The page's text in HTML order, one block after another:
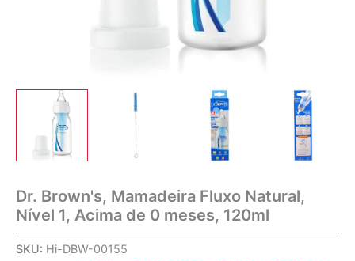
Dr. Brown's, Mamadeira Fluxo Natural,
Nível 1, Acima de 0 meses, 120ml
SKU: Hi-DBW-00155